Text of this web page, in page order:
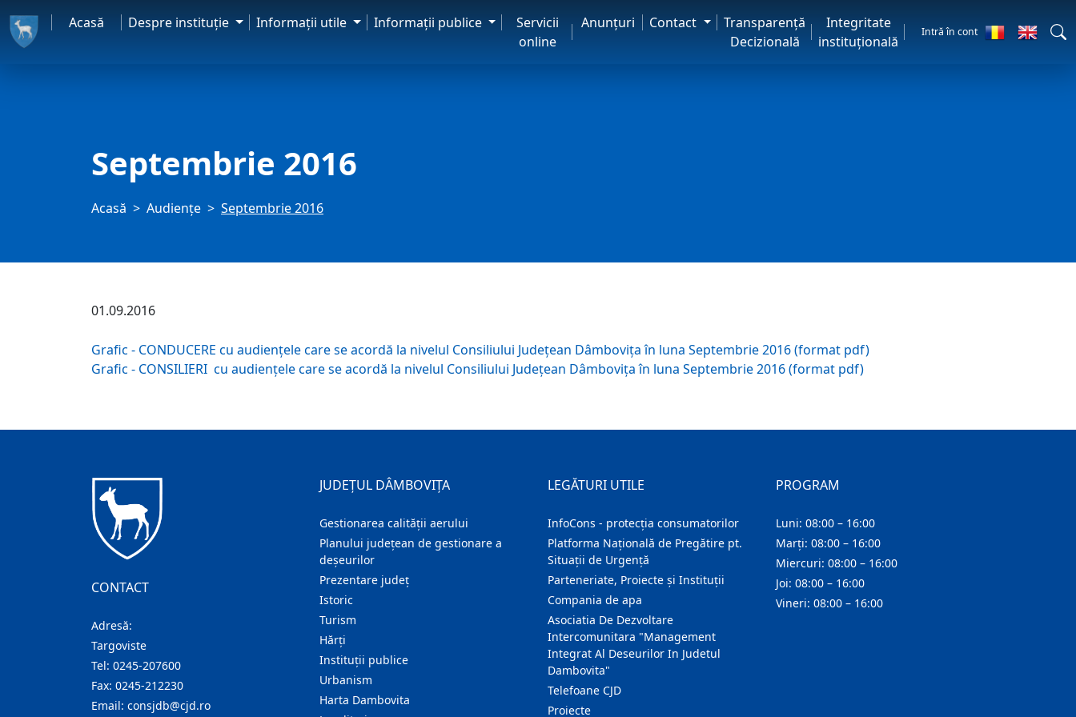
Acasă Despre instituţie Informaţii utile Informaţii publice
Servicii
online
Anunţuri Contact
Transparență
Decizională
Integritate
instituțională
Intră în cont
Septembrie 2016
Acasă Audienţe Septembrie 2016
01.09.2016
Grafic - CONDUCERE cu audiențele care se acordă la nivelul Consiliului Județean Dâmbovița în luna Septembrie 2016 (format pdf)
Grafic - CONSILIERI cu audiențele care se acordă la nivelul Consiliului Județean Dâmbovița în luna Septembrie 2016 (format pdf)
CONTACT
Adresă:
Targoviste
Tel: 0245-207600
Fax: 0245-212230
Email: consjdb@cjd.ro
JUDEȚUL DÂMBOVIȚA
Gestionarea calității aerului
Planului județean de gestionare a
deșeurilor
Prezentare judeţ
Istoric
Turism
Hărţi
Instituţii publice
Urbanism
Harta Dambovita
LEGĂTURI UTILE
InfoCons - protecția consumatorilor
Platforma Națională de Pregătire pt.
Situații de Urgență
Parteneriate, Proiecte și Instituții
Compania de apa
Asociatia De Dezvoltare
Intercomunitara "Management
Integrat Al Deseurilor In Judetul
Dambovita"
Telefoane CJD
Proiecte
PROGRAM
Luni: 08:00 – 16:00
Marți: 08:00 – 16:00
Miercuri: 08:00 – 16:00
Joi: 08:00 – 16:00
Vineri: 08:00 – 16:00